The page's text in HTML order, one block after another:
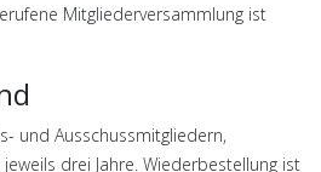
Mitgliederversammlung ist
und Ausschussmitgliedern,
drei Jahre. Wiederbestellung ist